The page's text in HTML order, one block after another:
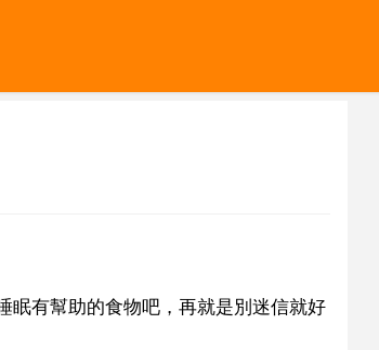
眠有幫助的食物吧，再就是別迷信就好